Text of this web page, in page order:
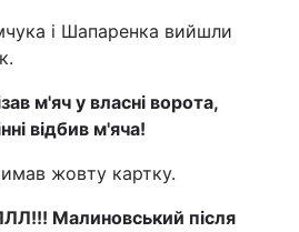
і Шапаренка вийшли
м'яч у власні ворота,
відбив м'яча!
жовту картку.
Малиновський після